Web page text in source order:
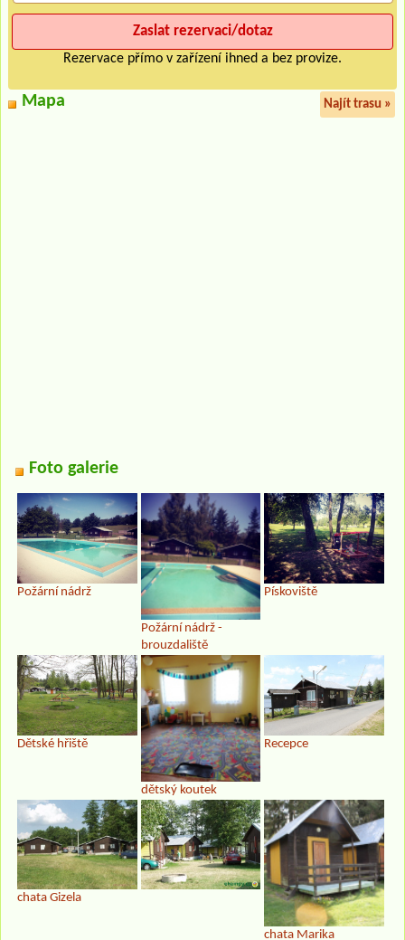
Rezervace přímo v zařízení ihned a bez provize.
Mapa Najít trasu »
Foto galerie
Požární nádrž
Požární nádrž -
brouzdaliště
Pískoviště
Dětské hřiště
dětský koutek
Recepce
chata Gizela
chata Marika